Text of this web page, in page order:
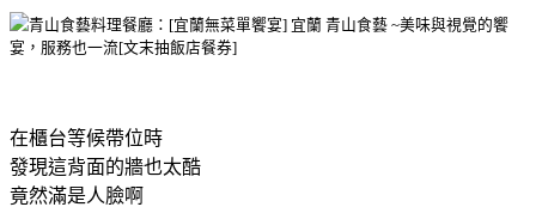
在櫃台等候帶位時
發現這背面的牆也太酷
竟然滿是人臉啊